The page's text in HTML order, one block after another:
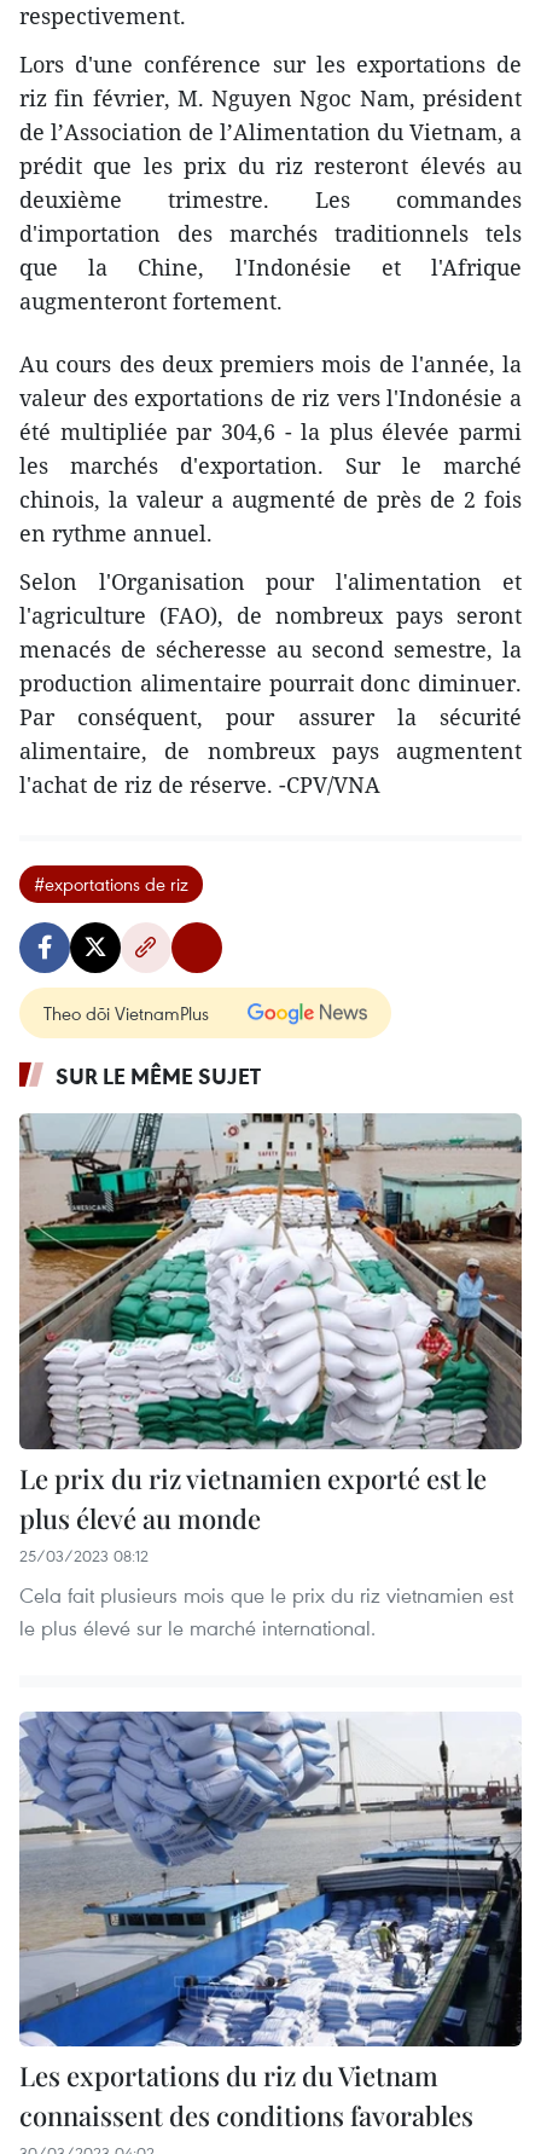
respectivement.
Lors d'une conférence sur les exportations de
riz fin février, M. Nguyen Ngoc Nam, président
de l’Association de l’Alimentation du Vietnam, a
prédit que les prix du riz resteront élevés au
deuxième trimestre. Les commandes
d'importation des marchés traditionnels tels
que la Chine, l'Indonésie et l'Afrique
augmenteront fortement.
Au cours des deux premiers mois de l'année, la
valeur des exportations de riz vers l'Indonésie a
été multipliée par 304,6 - la plus élevée parmi
les marchés d'exportation. Sur le marché
chinois, la valeur a augmenté de près de 2 fois
en rythme annuel.
Selon l'Organisation pour l'alimentation et
l'agriculture (FAO), de nombreux pays seront
menacés de sécheresse au second semestre, la
production alimentaire pourrait donc diminuer.
Par conséquent, pour assurer la sécurité
alimentaire, de nombreux pays augmentent
l'achat de riz de réserve. -CPV/VNA
#exportations de riz
Theo dõi VietnamPlus
SUR LE MÊME SUJET
Le prix du riz vietnamien exporté est le
plus élevé au monde
25/03/2023 08:12
Cela fait plusieurs mois que le prix du riz vietnamien est
le plus élevé sur le marché international.
Les exportations du riz du Vietnam
connaissent des conditions favorables